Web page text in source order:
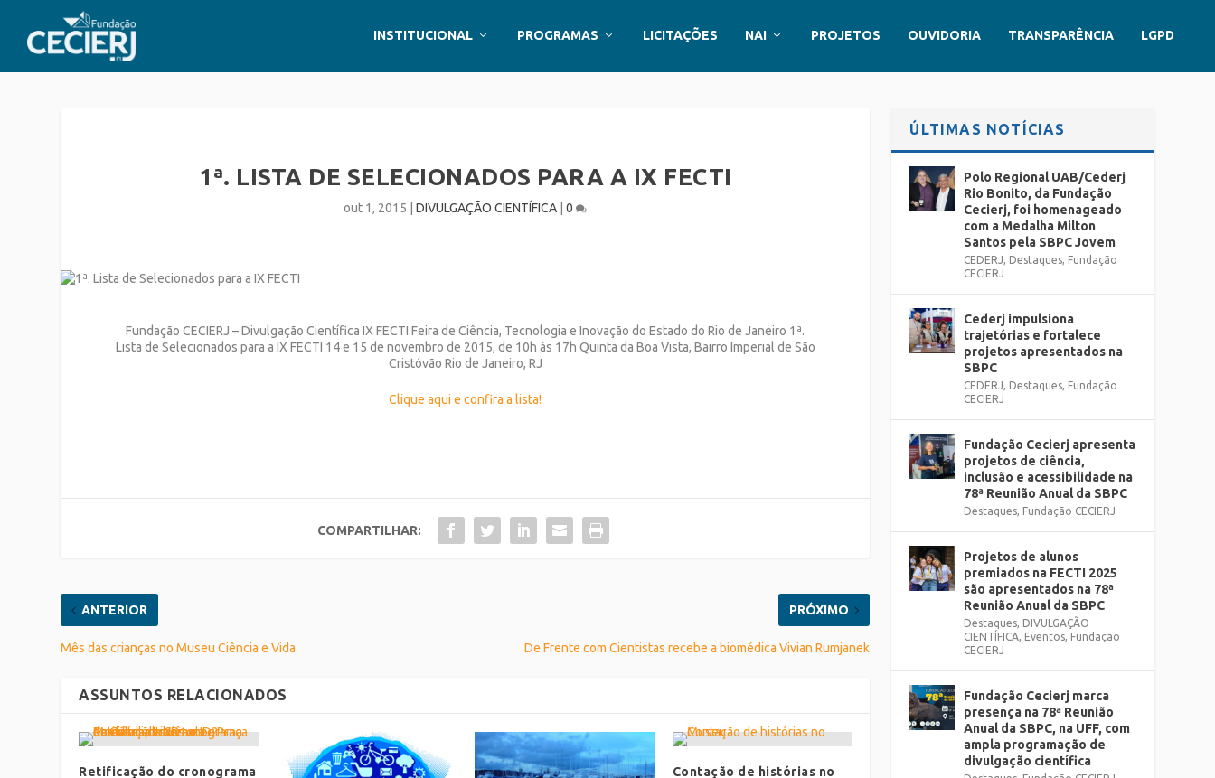
INSTITUCIONAL PROGRAMAS LICITAÇÕES NAI PROJETOS OUVIDORIA TRANSPARÊNCIA LGPD
1ª. LISTA DE SELECIONADOS PARA A IX FECTI
out 1, 2015 |DIVULGAÇÃO CIENTÍFICA |0
Fundação CECIERJ – Divulgação Científica IX FECTI Feira de Ciência, Tecnologia e Inovação do Estado do Rio de Janeiro 1ª.
Lista de Selecionados para a IX FECTI 14 e 15 de novembro de 2015, de 10h às 17h Quinta da Boa Vista, Bairro Imperial de São
Cristóvão Rio de Janeiro, RJ
Clique aqui e confira a lista!
COMPARTILHAR:
ANTERIOR
Mês das crianças no Museu Ciência e Vida
PRÓXIMO
De Frente com Cientistas recebe a biomédica Vivian Rumjanek
ASSUNTOS RELACIONADOS
Retificação do cronograma
Contação de histórias no
ÚLTIMAS NOTÍCIAS
Polo Regional UAB/Cederj
Rio Bonito, da Fundação
Cecierj, foi homenageado
com a Medalha Milton
Santos pela SBPC Jovem
CEDERJ, Destaques, Fundação
CECIERJ
Cederj impulsiona
trajetórias e fortalece
projetos apresentados na
SBPC
CEDERJ, Destaques, Fundação
CECIERJ
Fundação Cecierj apresenta
projetos de ciência,
inclusão e acessibilidade na
78ª Reunião Anual da SBPC
Destaques, Fundação CECIERJ
Projetos de alunos
premiados na FECTI 2025
são apresentados na 78ª
Reunião Anual da SBPC
Destaques, DIVULGAÇÃO
CIENTÍFICA, Eventos, Fundação
CECIERJ
Fundação Cecierj marca
presença na 78ª Reunião
Anual da SBPC, na UFF, com
ampla programação de
divulgação científica